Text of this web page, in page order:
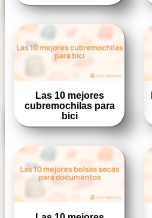
Las 10 mejores
cubremochilas para
bici